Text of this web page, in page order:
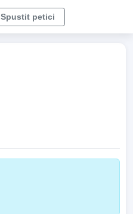
Spustit petici